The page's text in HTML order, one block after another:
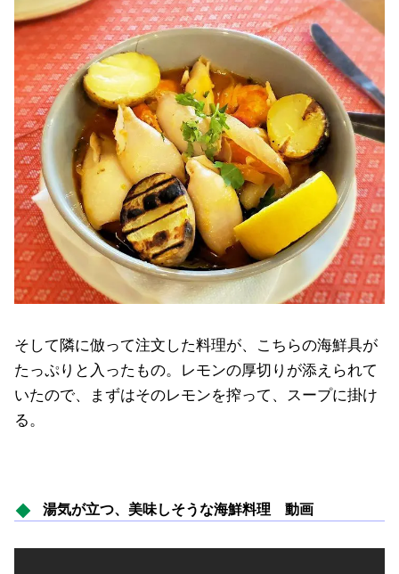
そして隣に倣って注文した料理が、こちらの海鮮具が
たっぷりと入ったもの。レモンの厚切りが添えられて
いたので、まずはそのレモンを搾って、スープに掛け
る。
湯気が立つ、美味しそうな海鮮料理 動画